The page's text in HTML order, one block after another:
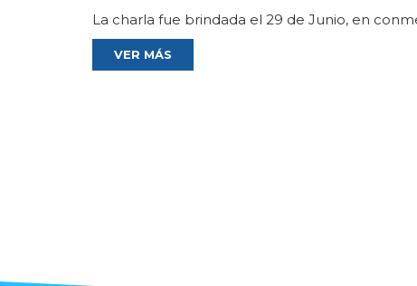
La charla fue brindada el 29 de Junio, en
VER MÁS